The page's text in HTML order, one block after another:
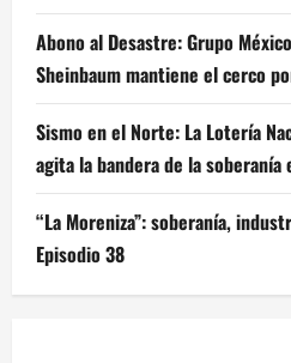
Abono al Desastre: Grupo
Sheinbaum mantiene el cerco
Sismo en el Norte: La Lotería
agita la bandera de la soberanía
“La Moreniza”: soberanía,
Episodio 38